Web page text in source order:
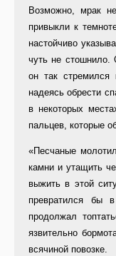
Возможно, мрак
привыкли к
настойчиво
чуть не стошнило.
он так стремился
надеясь обрести
в некоторых
пальцев, которые
«Песчаные
камни и утащить
выжить в этой
превратился бы
продолжал
язвительно
всячиной повозке.